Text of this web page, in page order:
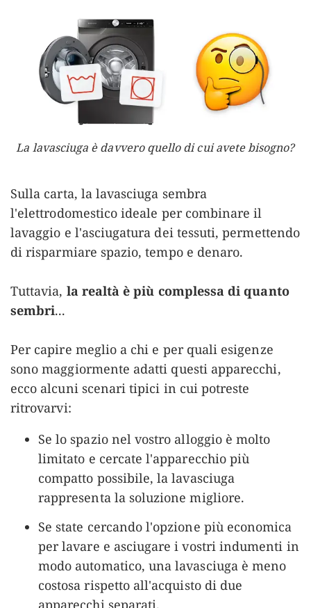
La lavasciuga è davvero quello di cui avete bisogno?
Sulla carta, la lavasciuga sembra
l'elettrodomestico ideale per combinare il
lavaggio e l'asciugatura dei tessuti, permettendo
di risparmiare spazio, tempo e denaro.
Tuttavia, la realtà è più complessa di quanto
sembri...
Per capire meglio a chi e per quali esigenze
sono maggiormente adatti questi apparecchi,
ecco alcuni scenari tipici in cui potreste
ritrovarvi:
Se lo spazio nel vostro alloggio è molto
limitato e cercate l'apparecchio più
compatto possibile, la lavasciuga
rappresenta la soluzione migliore.
Se state cercando l'opzione più economica
per lavare e asciugare i vostri indumenti in
modo automatico, una lavasciuga è meno
costosa rispetto all'acquisto di due
apparecchi separati.